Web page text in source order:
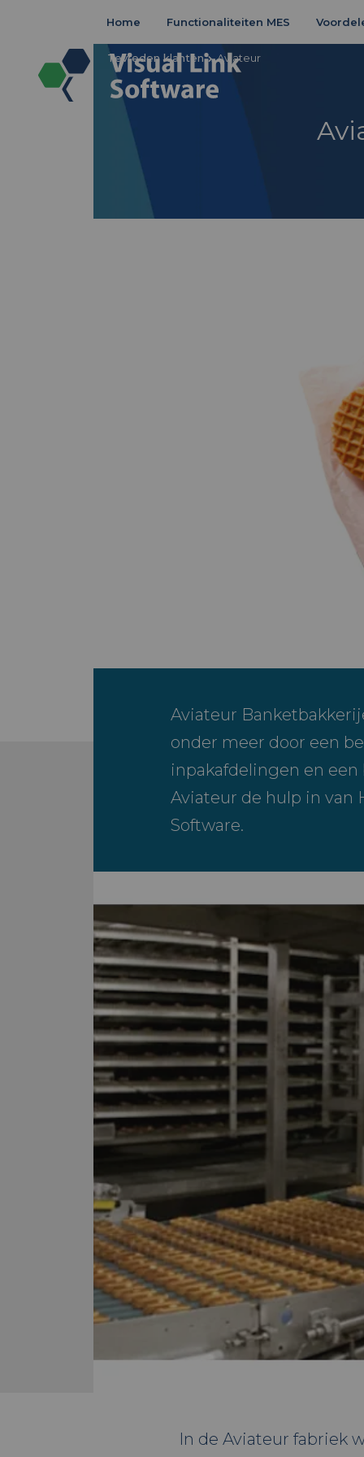
Home Functionaliteiten MES
Tevreden klanten Aviateur
Aviateur
onder meer door een
inpakafdelingen en
Aviateur de hulp in van
Software.
In de Aviateur fabriek